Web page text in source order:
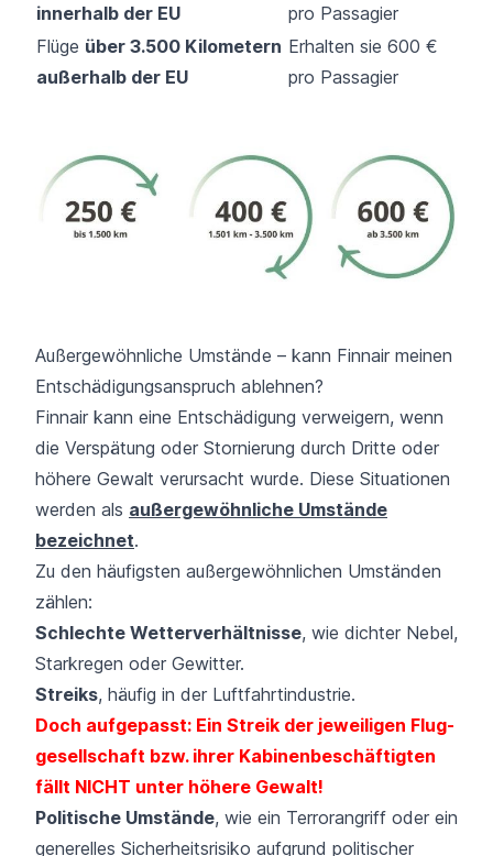
innerhalb der EU
pro Passagier
Flüge über 3.500 Kilometern
außerhalb der EU
Erhalten sie 600 €
pro Passagier
Außergewöhnliche Umstände – kann Finnair meinen
Entschädigungsanspruch ablehnen?
Finnair kann eine Entschädigung verweigern, wenn
die Verspätung oder Stornierung durch Dritte oder
höhere Gewalt verursacht wurde. Diese Situationen
werden als außergewöhnliche Umstände
bezeichnet.
Zu den häufigsten außergewöhnlichen Umständen
zählen:
Schlechte Wetterverhältnisse, wie dichter Nebel,
Starkregen oder Gewitter.
Streiks, häufig in der Luftfahrtindustrie.
Doch aufgepasst: Ein Streik der jeweiligen Flug­
gesellschaft bzw. ihrer Kabinen­beschäftigten
fällt NICHT unter höhere Gewalt!
Politische Umstände, wie ein Terrorangriff oder ein
generelles Sicherheitsrisiko aufgrund politischer